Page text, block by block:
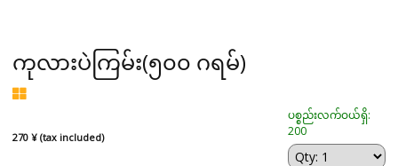
ကုလားပဲကြမ်း(၅၀၀ ဂရမ်)
270 ¥ (tax included)
ပစ္စည်းလက်ဝယ်ရှိ:
200